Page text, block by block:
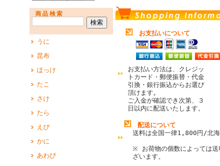
商品検索
うに
昆布
ほっけ
たこ
さけ
たら
えび
かに
あわび
お支払いについて
お支払い方法は、クレジッ
トカード・郵便振替・代金
引換・銀行振込からお選び
頂けます。
ご入金が確認でき次第、３
日以内に配送いたします。
配送について
送料は全国一律1,800円/北
※ お荷物の個数によっては送
ざいます。